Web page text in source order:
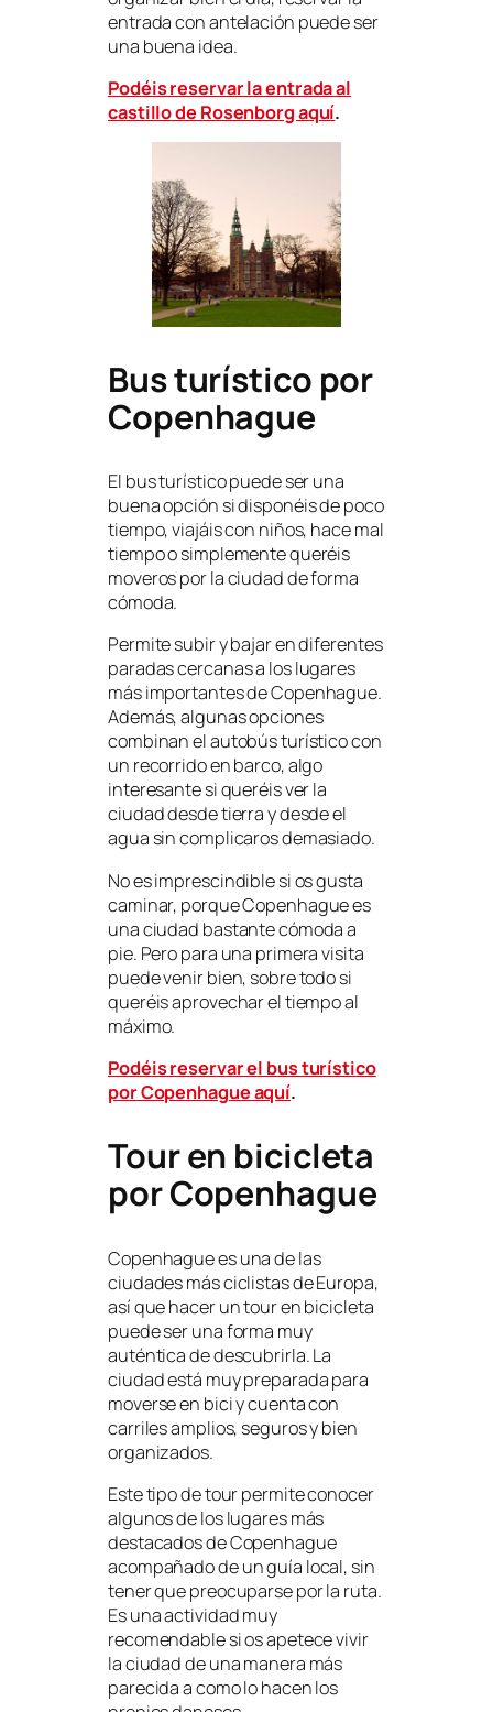
entrada con antelación puede ser
una buena idea.
Podéis reservar la entrada al
castillo de Rosenborg aquí.
Bus turístico por
Copenhague
El bus turístico puede ser una
buena opción si disponéis de poco
tiempo, viajáis con niños, hace mal
tiempo o simplemente queréis
moveros por la ciudad de forma
cómoda.
Permite subir y bajar en diferentes
paradas cercanas a los lugares
más importantes de Copenhague.
Además, algunas opciones
combinan el autobús turístico con
un recorrido en barco, algo
interesante si queréis ver la
ciudad desde tierra y desde el
agua sin complicaros demasiado.
No es imprescindible si os gusta
caminar, porque Copenhague es
una ciudad bastante cómoda a
pie. Pero para una primera visita
puede venir bien, sobre todo si
queréis aprovechar el tiempo al
máximo.
Podéis reservar el bus turístico
por Copenhague aquí.
Tour en bicicleta
por Copenhague
Copenhague es una de las
ciudades más ciclistas de Europa,
así que hacer un tour en bicicleta
puede ser una forma muy
auténtica de descubrirla. La
ciudad está muy preparada para
moverse en bici y cuenta con
carriles amplios, seguros y bien
organizados.
Este tipo de tour permite conocer
algunos de los lugares más
destacados de Copenhague
acompañado de un guía local, sin
tener que preocuparse por la ruta.
Es una actividad muy
recomendable si os apetece vivir
la ciudad de una manera más
parecida a como lo hacen los